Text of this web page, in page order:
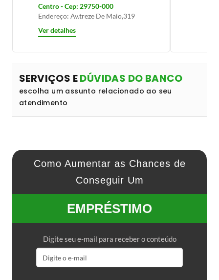
Centro - Cep: 29750-000
Endereço: Av.treze De Maio,319
Ver detalhes
SERVIÇOS EDÚVIDAS DO BANCO
escolha um assunto relacionado ao seu
atendimento
Como Aumentar as Chances de
Conseguir Um
EMPRÉSTIMO
Digite seu e-mail para receber o conteúdo